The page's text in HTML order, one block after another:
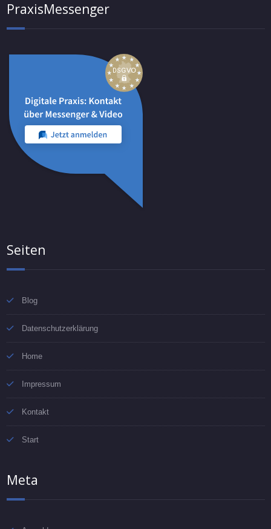
PraxisMessenger
Seiten
Blog
Datenschutzerklärung
Home
Impressum
Kontakt
Start
Meta